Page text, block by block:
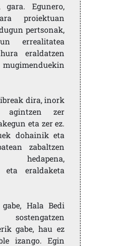
Egunero,
proiektuan
pertsonak,
errealitatea
eraldatzen
dira, inork
agintzen zer
eta zer ez.
dohainik eta
zabaltzen
eta eraldaketa
Hala Bedi
sostengatzen
gabe, hau ez
izango. Egin